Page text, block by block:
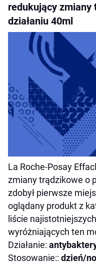
redukujący zmiany
działaniu 40ml
La Roche-Posay
zmiany trądzikowe o
zdobył pierwsze
oglądany produkt z
liście
wyróżniających ten
Działanie:
Stosowanie:: dzień/